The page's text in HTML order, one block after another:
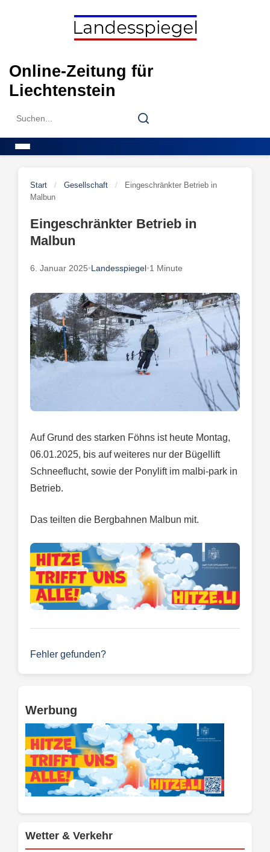
Online-Zeitung für
Liechtenstein
Search
Search
Start / Gesellschaft /
Eingeschränkter Betrieb in
Malbun
Eingeschränkter Betrieb in
Malbun
6. Januar 2025•Landesspiegel•1 Minute
Auf Grund des starken Föhns ist heute Montag,
06.01.2025, bis auf weiteres nur der Bügellift
Schneeflucht, sowie der Ponylift im malbi-park in
Betrieb.
Das teilten die Bergbahnen Malbun mit.
Fehler gefunden?
Werbung
Wetter & Verkehr